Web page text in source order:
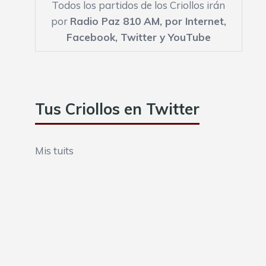
Todos los partidos de los Criollos irán
por Radio Paz 810 AM, por Internet,
Facebook, TwitteryYouTube
Tus Criollos en Twitter
Mis tuits